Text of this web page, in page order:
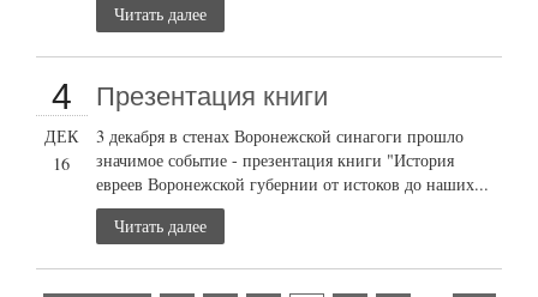
Читать далее
4
ДЕК
16
Презентация книги
3 декабря в стенах Воронежской синагоги прошло
значимое событие - презентация книги "История
евреев Воронежской губернии от истоков до наших...
Читать далее